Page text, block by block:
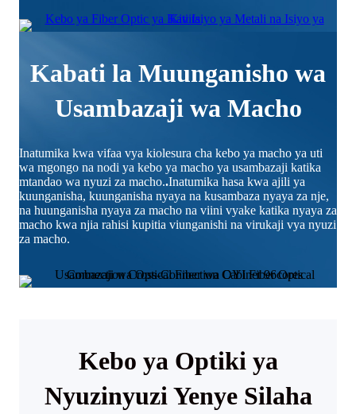
Kabati la Muunganisho wa
Usambazaji wa Macho
Inatumika kwa vifaa vya kiolesura cha kebo ya macho ya uti
wa mgongo na nodi ya kebo ya macho ya usambazaji katika
mtandao wa nyuzi za macho..Inatumika hasa kwa ajili ya
kuunganisha, kuunganisha nyaya na kusambaza nyaya za nje,
na huunganisha nyaya za macho na viini vyake katika nyaya za
macho kwa njia rahisi kupitia viunganishi na virukaji vya nyuzi
za macho.
Kebo ya Optiki ya
Nyuzinyuzi Yenye Silaha